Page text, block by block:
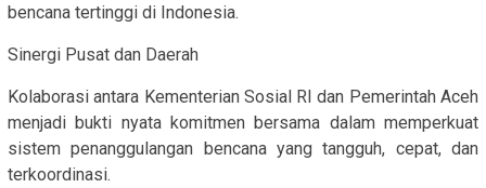
bencana tertinggi di Indonesia.
Sinergi Pusat dan Daerah
Kolaborasi antara Kementerian Sosial RI dan Pemerintah Aceh
menjadi bukti nyata komitmen bersama dalam memperkuat
sistem penanggulangan bencana yang tangguh, cepat, dan
terkoordinasi.